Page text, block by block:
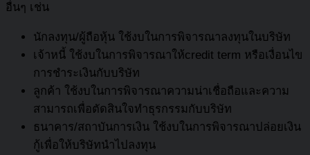
อื่นๆ เช่น
นักลงทุน/ผู้ถือหุ้น ใช้งบในการพิจารณาลงทุนในบริษัท
เจ้าหนี้ ใช้งบในการพิจารณาให้credit term หรือเงื่อนไข
การชำระเงินกับบริษัท
ลูกค้า ใช้งบในการพิจารณาความน่าเชื่อถือและความ
สามารถเพื่อตัดสินใจทำธุรกรรมกับบริษัท
ธนาคาร/สถาบันการเงิน ใช้งบในการพิจารณาปล่อยเงิน
กู้เพื่อให้บริษัทนำไปลงทุน